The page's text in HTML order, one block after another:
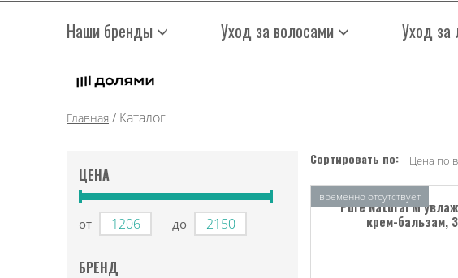
Наши бренды Уход за волосами Уход за
Главная / Каталог
ЦЕНА
от - до
БРЕНД
Сортировать по: Цена по
Pure Natural M
крем-бальзам,
временно отсутствует